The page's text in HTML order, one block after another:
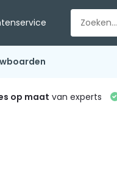
op maat van experts